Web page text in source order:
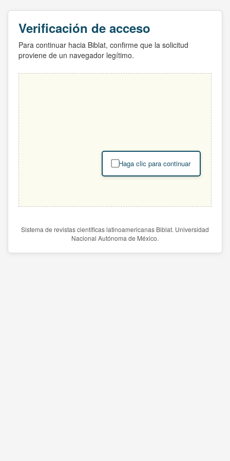
Verificación de acceso
Para continuar hacia Biblat, confirme que la solicitud
proviene de un navegador legítimo.
Haga clic para continuar
Sistema de revistas científicas latinoamericanas Biblat. Universidad
Nacional Autónoma de México.